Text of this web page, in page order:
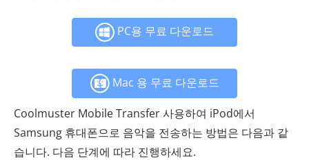
PC용 무료 다운로드
Mac 용 무료 다운로드
Coolmuster Mobile Transfer 사용하여 iPod에서
Samsung 휴대폰으로 음악을 전송하는 방법은 다음과 같
습니다. 다음 단계에 따라 진행하세요.